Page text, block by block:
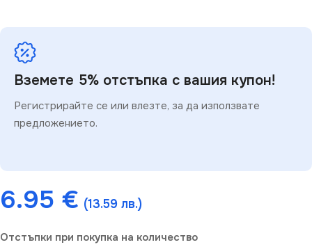
Вземете 5% отстъпка с вашия купон!
Регистрирайте се или влезте, за да използвате
предложението.
6.95 € (13.59 лв.)
Отстъпки при покупка на количество